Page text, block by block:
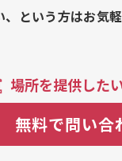
という方はお気
場所を提供した
無料で問い合